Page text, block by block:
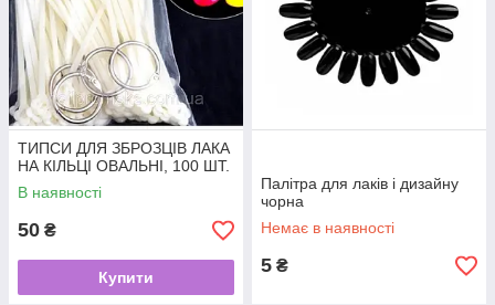
ТИПСИ ДЛЯ ЗБРОЗЦІВ ЛАКА
НА КІЛЬЦІ ОВАЛЬНІ, 100 ШТ.
В наявності
50 ₴
Купити
Палітра для лаків і дизайну
чорна
Немає в наявності
5 ₴